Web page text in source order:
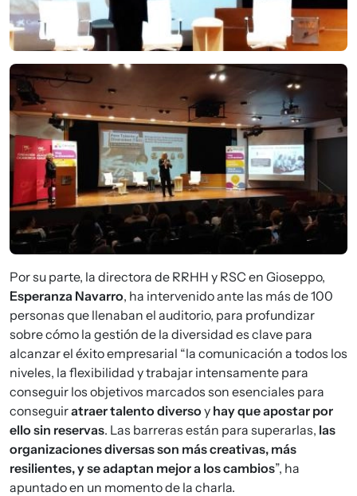
Imagen
Por su parte, la directora de RRHH y RSC en Gioseppo,
Esperanza Navarro, ha intervenido ante las más de 100
personas que llenaban el auditorio, para profundizar
sobre cómo la gestión de la diversidad es clave para
alcanzar el éxito empresarial “la comunicación a todos los
niveles, la flexibilidad y trabajar intensamente para
conseguir los objetivos marcados son esenciales para
conseguiratraer talento diverso y hay que apostar por
ello sin reservas. Las barreras están para superarlas, las
organizaciones diversas son más creativas, más
resilientes, y se adaptan mejor a los cambios”, ha
apuntado en un momento de la charla.